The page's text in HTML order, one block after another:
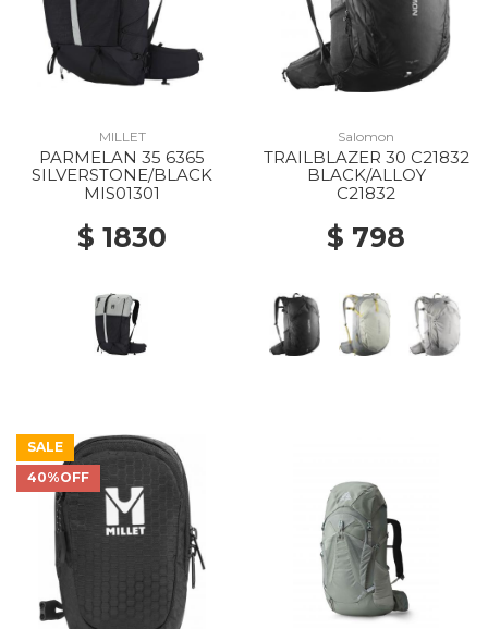
MILLET
PARMELAN 35 6365
SILVERSTONE/BLACK
MIS01301
$ 1830
Salomon
TRAILBLAZER 30 C21832
BLACK/ALLOY
C21832
$ 798
SALE
40%OFF